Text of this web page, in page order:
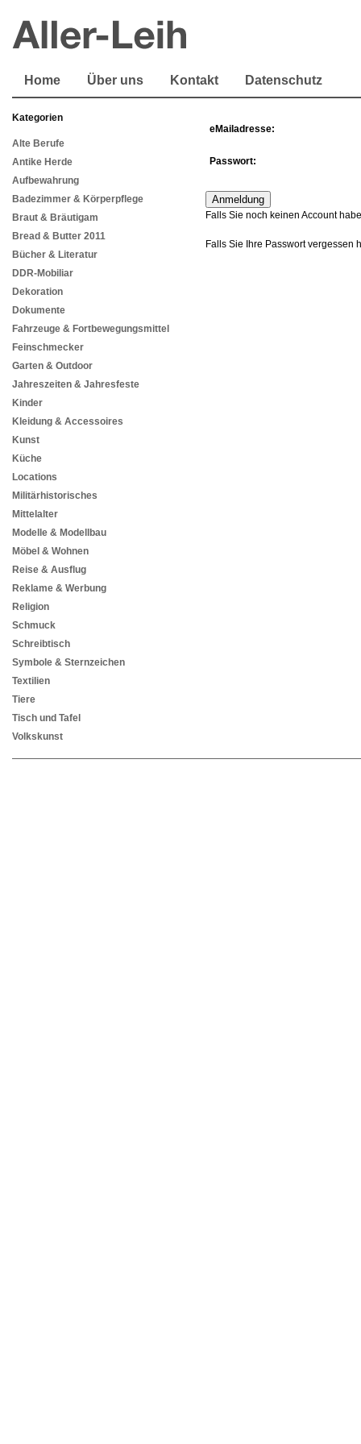
Home Über uns Kontakt Datenschutz
Kategorien
Alte Berufe
Antike Herde
Aufbewahrung
Badezimmer & Körperpflege
Braut & Bräutigam
Bread & Butter 2011
Bücher & Literatur
DDR-Mobiliar
Dekoration
Dokumente
Fahrzeuge & Fortbewegungsmittel
Feinschmecker
Garten & Outdoor
Jahreszeiten & Jahresfeste
Kinder
Kleidung & Accessoires
Kunst
Küche
Locations
Militärhistorisches
Mittelalter
Modelle & Modellbau
Möbel & Wohnen
Reise & Ausflug
Reklame & Werbung
Religion
Schmuck
Schreibtisch
Symbole & Sternzeichen
Textilien
Tiere
Tisch und Tafel
Volkskunst
eMailadresse:
Passwort:
Falls Sie noch keinen Account
Falls Sie Ihre Passwort vergessen